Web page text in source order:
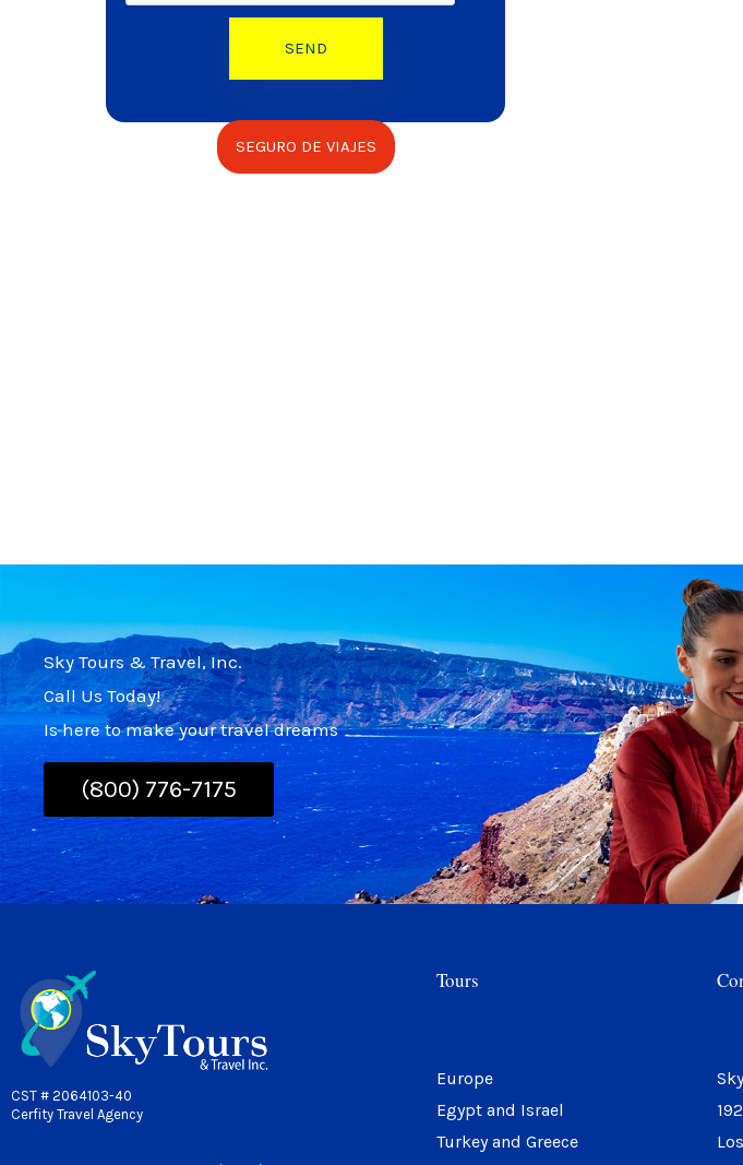
SEGURO DE VIAJES
Sky Tours & Travel, Inc.
Call Us Today!
Is here to make your travel dreams
(800) 776-7175
CST # 2064103-40
Cerfity Travel Agency
Tours
Europe
Egypt and Israel
Turkey and Greece